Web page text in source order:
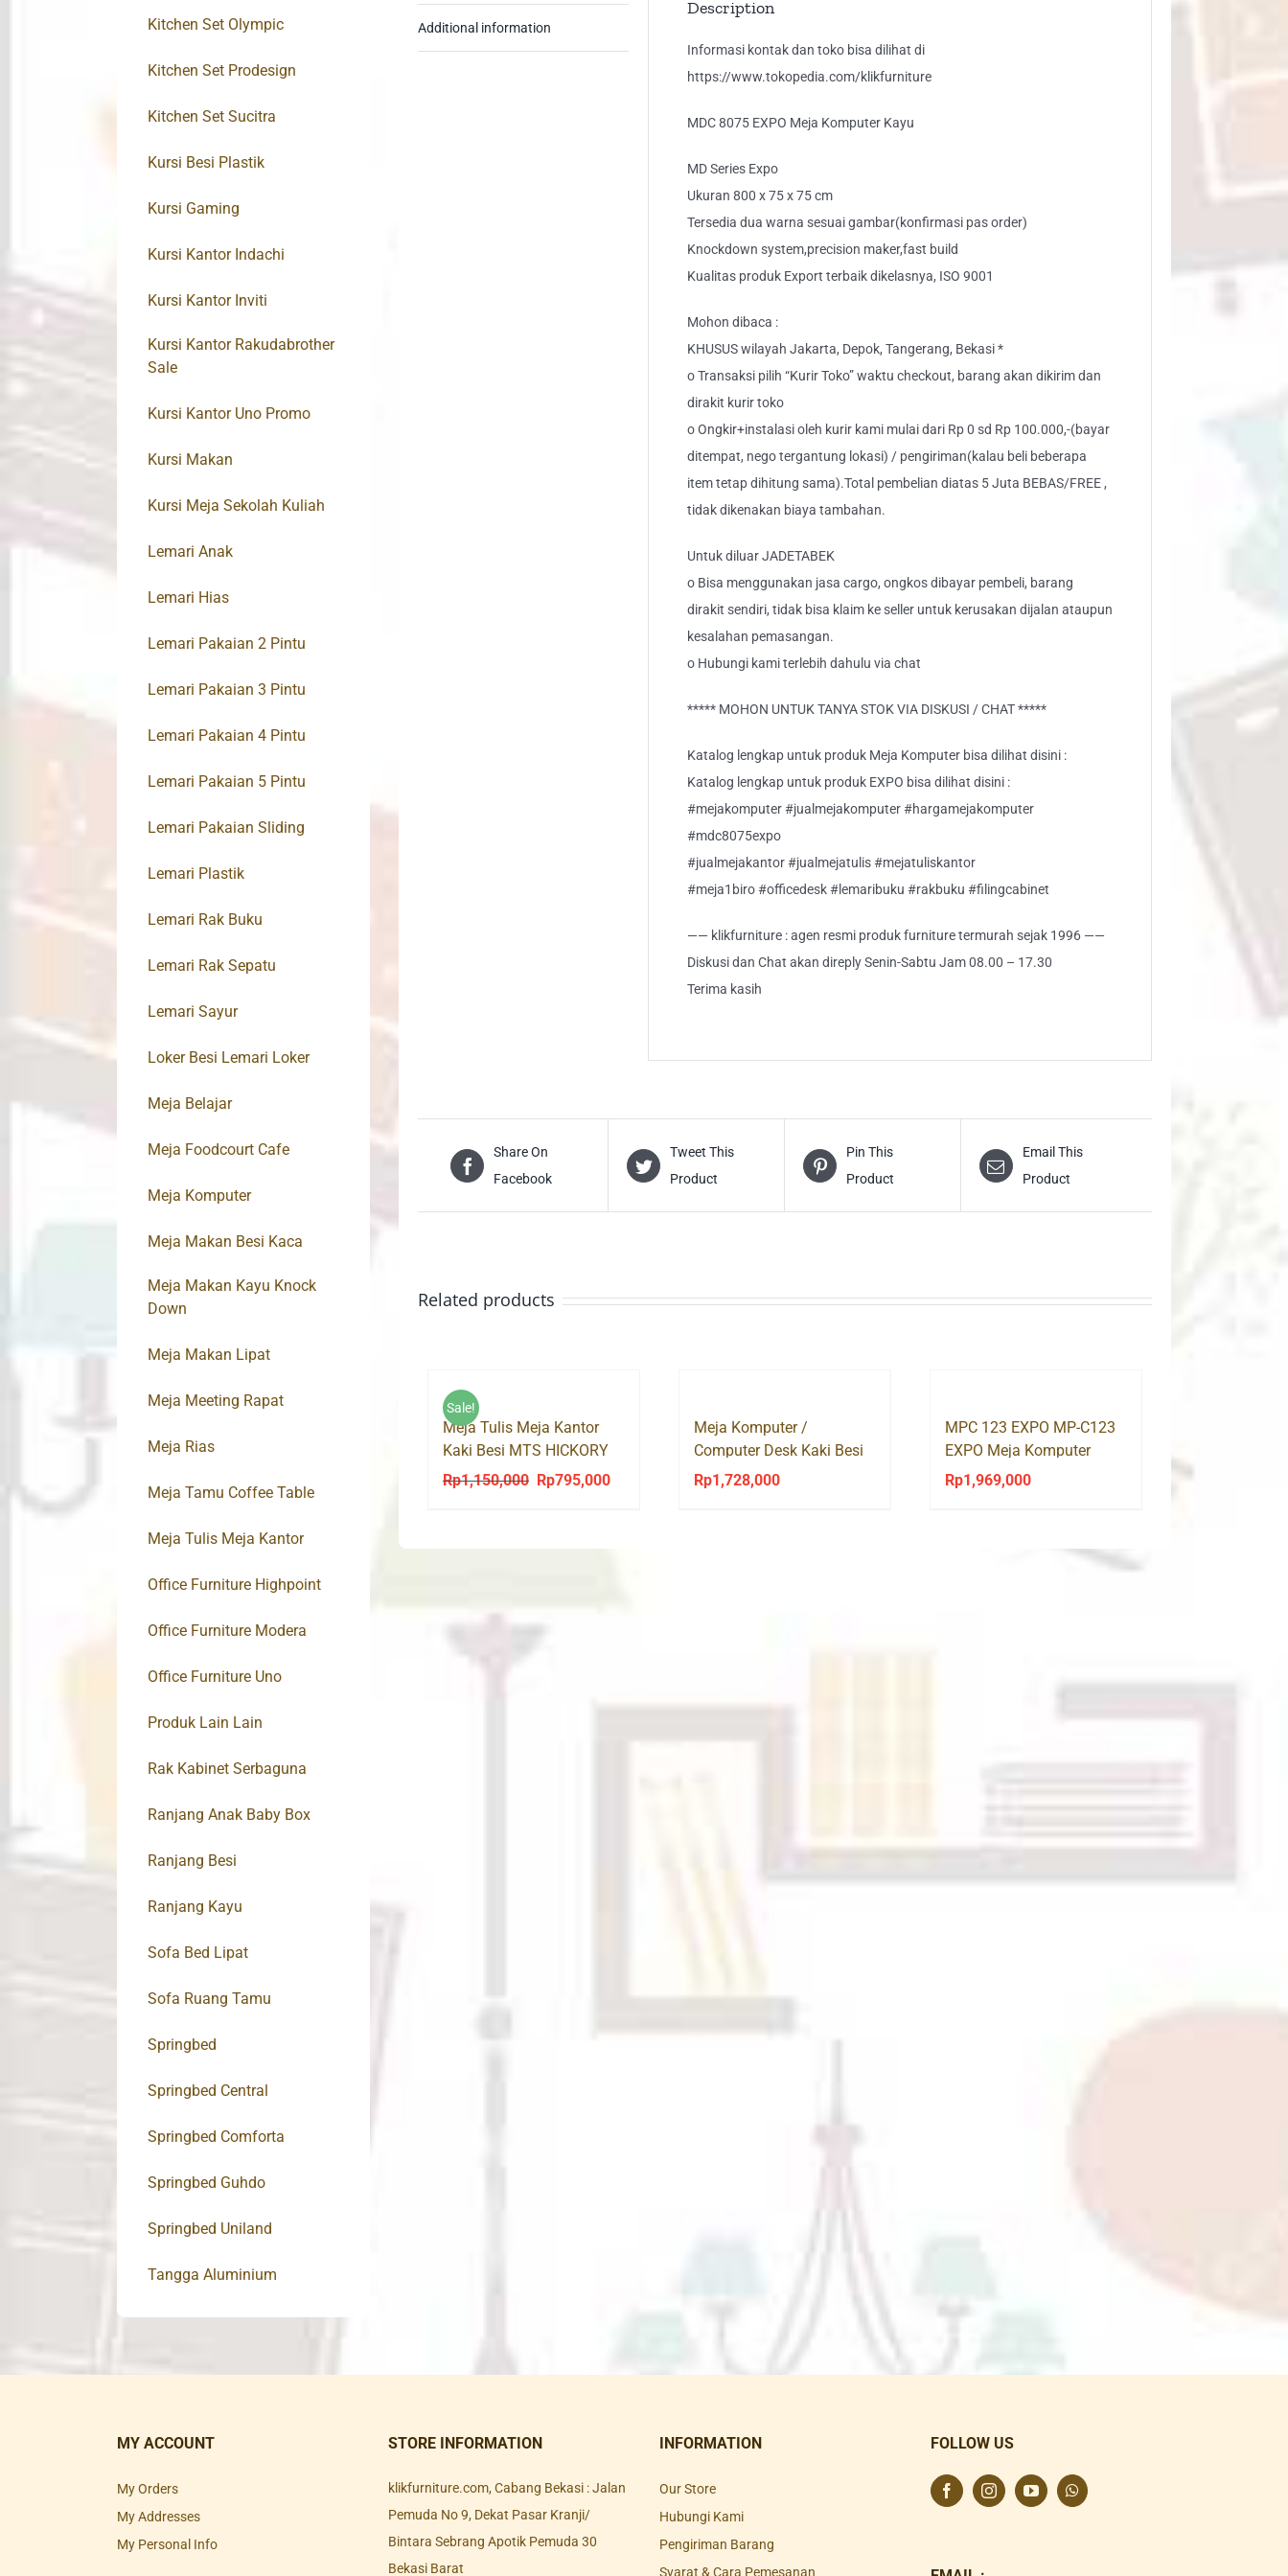
Additional information
Description
Informasi kontak dan toko bisa dilihat di
https://www.tokopedia.com/klikfurniture
MDC 8075 EXPO Meja Komputer Kayu
MD Series Expo
Ukuran 800 x 75 x 75 cm
Tersedia dua warna sesuai gambar(konfirmasi pas order)
Knockdown system,precision maker,fast build
Kualitas produk Export terbaik dikelasnya, ISO 9001
Mohon dibaca :
KHUSUS wilayah Jakarta, Depok, Tangerang, Bekasi *
o Transaksi pilih “Kurir Toko” waktu checkout, barang akan dikirim dan
dirakit kurir toko
o Ongkir+instalasi oleh kurir kami mulai dari Rp 0 sd Rp 100.000,-(bayar
ditempat, nego tergantung lokasi) / pengiriman(kalau beli beberapa
item tetap dihitung sama).Total pembelian diatas 5 Juta BEBAS/FREE ,
tidak dikenakan biaya tambahan.
Untuk diluar JADETABEK
o Bisa menggunakan jasa cargo, ongkos dibayar pembeli, barang
dirakit sendiri, tidak bisa klaim ke seller untuk kerusakan dijalan ataupun
kesalahan pemasangan.
o Hubungi kami terlebih dahulu via chat
***** MOHON UNTUK TANYA STOK VIA DISKUSI / CHAT *****
Katalog lengkap untuk produk Meja Komputer bisa dilihat disini :
Katalog lengkap untuk produk EXPO bisa dilihat disini :
#mejakomputer #jualmejakomputer #hargamejakomputer
#mdc8075expo
#jualmejakantor #jualmejatulis #mejatuliskantor
#meja1biro #officedesk #lemaribuku #rakbuku #filingcabinet
—— klikfurniture : agen resmi produk furniture termurah sejak 1996 ——
Diskusi dan Chat akan direply Senin-Sabtu Jam 08.00 – 17.30
Terima kasih
Share On
Facebook
Tweet This
Product
Pin This
Product
Email This
Product
Related products
Sale!
Meja Tulis Meja Kantor
Kaki Besi MTS HICKORY
Olympic
Rp1,150,000
Original
Rp795,000Current
Meja Komputer /
Computer Desk Kaki Besi
ODC 1205 EXPO
Rp1,728,000
MPC 123 EXPO MP-C123
EXPO Meja Komputer
Kayu
Rp1,969,000
Kitchen Set Olympic
Kitchen Set Prodesign
Kitchen Set Sucitra
Kursi Besi Plastik
Kursi Gaming
Kursi Kantor Indachi
Kursi Kantor Inviti
Kursi Kantor Rakudabrother
Sale
Kursi Kantor Uno Promo
Kursi Makan
Kursi Meja Sekolah Kuliah
Lemari Anak
Lemari Hias
Lemari Pakaian 2 Pintu
Lemari Pakaian 3 Pintu
Lemari Pakaian 4 Pintu
Lemari Pakaian 5 Pintu
Lemari Pakaian Sliding
Lemari Plastik
Lemari Rak Buku
Lemari Rak Sepatu
Lemari Sayur
Loker Besi Lemari Loker
Meja Belajar
Meja Foodcourt Cafe
Meja Komputer
Meja Makan Besi Kaca
Meja Makan Kayu Knock
Down
Meja Makan Lipat
Meja Meeting Rapat
Meja Rias
Meja Tamu Coffee Table
Meja Tulis Meja Kantor
Office Furniture Highpoint
Office Furniture Modera
Office Furniture Uno
Produk Lain Lain
Rak Kabinet Serbaguna
Ranjang Anak Baby Box
Ranjang Besi
Ranjang Kayu
Sofa Bed Lipat
Sofa Ruang Tamu
Springbed
Springbed Central
Springbed Comforta
Springbed Guhdo
Springbed Uniland
Tangga Aluminium
MY ACCOUNT
My Orders
My Addresses
My Personal Info
STORE INFORMATION
klikfurniture.com, Cabang Bekasi : Jalan
Pemuda No 9, Dekat Pasar Kranji/
Bintara Sebrang Apotik Pemuda 30
Bekasi Barat
INFORMATION
Our Store
Hubungi Kami
Pengiriman Barang
Syarat & Cara Pemesanan
FOLLOW US